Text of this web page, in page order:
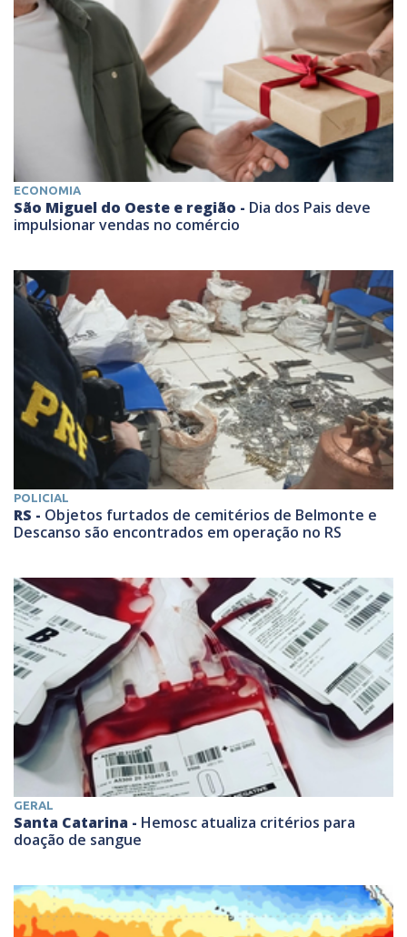
ECONOMIA
São Miguel do Oeste e região - Dia dos Pais deve
impulsionar vendas no comércio
POLICIAL
RS - Objetos furtados de cemitérios de Belmonte e
Descanso são encontrados em operação no RS
GERAL
Santa Catarina - Hemosc atualiza critérios para
doação de sangue